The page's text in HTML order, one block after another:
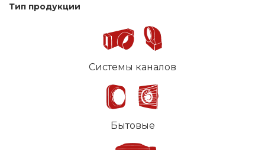
Тип продукции
Системы каналов
Бытовые